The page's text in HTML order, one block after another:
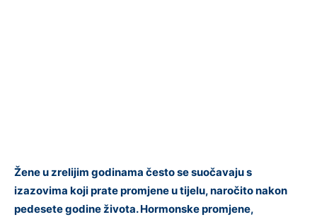
Žene u zrelijim godinama često se suočavaju s
izazovima koji prate promjene u tijelu, naročito nakon
pedesete godine života. Hormonske promjene,